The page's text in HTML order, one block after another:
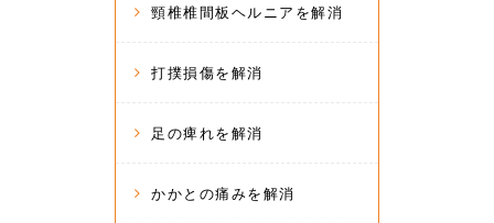
頸椎椎間板ヘルニアを解消
打撲損傷を解消
足の痺れを解消
かかとの痛みを解消